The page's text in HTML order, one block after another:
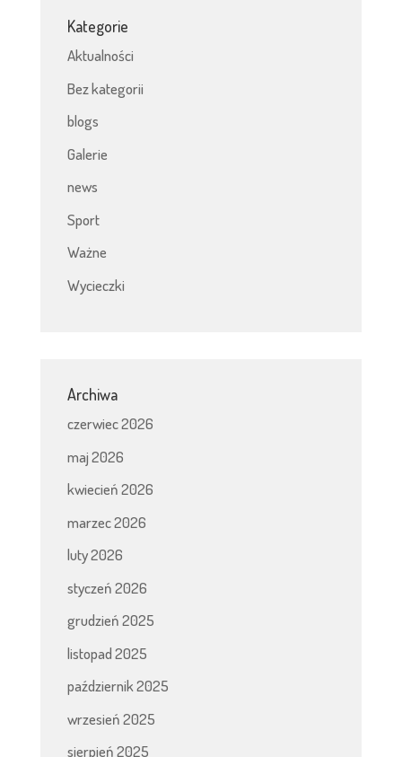
Kategorie
Aktualności
Bez kategorii
blogs
Galerie
news
Sport
Ważne
Wycieczki
Archiwa
czerwiec 2026
maj 2026
kwiecień 2026
marzec 2026
luty 2026
styczeń 2026
grudzień 2025
listopad 2025
październik 2025
wrzesień 2025
sierpień 2025